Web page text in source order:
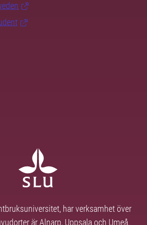
har verksamhet över
är Alnarp, Uppsala och Umeå.